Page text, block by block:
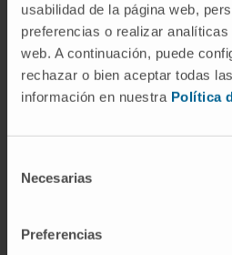
usabilidad de la página web,
preferencias o realizar
web. A continuación, puede
rechazar o bien aceptar todas
información en nuestra Política
Necesarias
Preferencias
de girar la luz polarizada
la práctica actual, "glucosa"
bioquímica, fisiología y
"dextrosa" en farmacia
dextrosa y no de
estandarizaron las